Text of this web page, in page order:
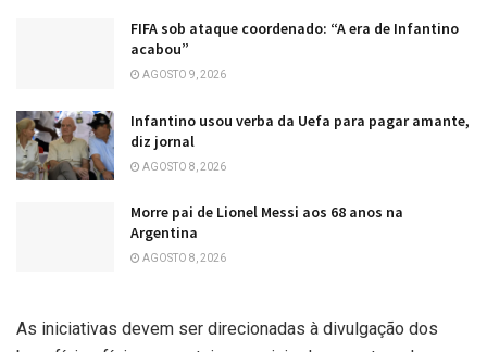
FIFA sob ataque coordenado: “A era de Infantino
acabou”
AGOSTO 9, 2026
Infantino usou verba da Uefa para pagar amante,
diz jornal
AGOSTO 8, 2026
Morre pai de Lionel Messi aos 68 anos na
Argentina
AGOSTO 8, 2026
As iniciativas devem ser direcionadas à divulgação dos